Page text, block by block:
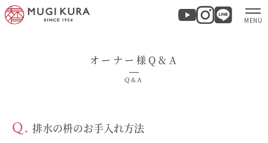
モデルハウス
オーナー様Q＆A
Q&A
Q. 排水の枡のお手入れ方法